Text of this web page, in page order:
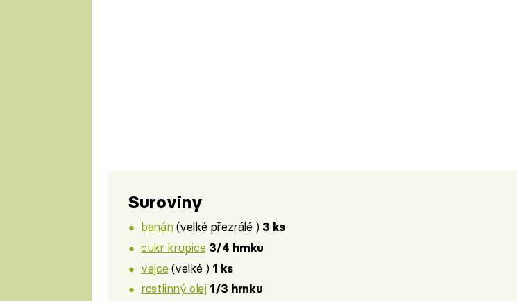
Suroviny
banán(velké přezrálé ) 3 ks
cukr krupice 3/4 hrnku
vejce (velké ) 1 ks
rostlinný olej 1/3 hrnku